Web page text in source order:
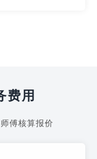
油人员来帮助你。
费用
傅核算报价